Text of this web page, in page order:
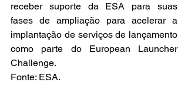
receber suporte da ESA para suas
fases de ampliação para acelerar a
implantação de serviços de lançamento
como parte do European Launcher
Challenge.
Fonte: ESA.